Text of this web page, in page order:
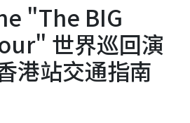
"The BIG
世界巡回演
港站交通指南